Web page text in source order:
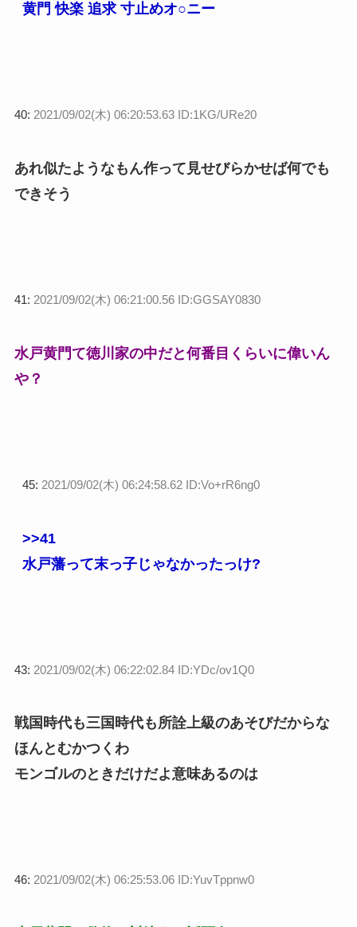
黄門 快楽 追求 寸止めオ○ニー
40: 2021/09/02(木) 06:20:53.63 ID:1KG/URe20
あれ似たようなもん作って見せびらかせば何でも
できそう
41: 2021/09/02(木) 06:21:00.56 ID:GGSAY0830
水戸黄門て徳川家の中だと何番目くらいに偉いん
や？
45: 2021/09/02(木) 06:24:58.62 ID:Vo+rR6ng0
>>41
水戸藩って末っ子じゃなかったっけ?
43: 2021/09/02(木) 06:22:02.84 ID:YDc/ov1Q0
戦国時代も三国時代も所詮上級のあそびだからな
ほんとむかつくわ
モンゴルのときだけだよ意味あるのは
46: 2021/09/02(木) 06:25:53.06 ID:YuvTppnw0